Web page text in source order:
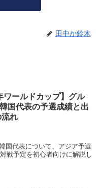
田中か鈴木
ワールドカップ】グル
国代表の予選成績と出
れ
国代表について、アジア予選
戦予定を初心者向けに解説し